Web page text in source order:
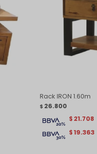
Rack IRON 1.60m
$ 26.800
$19.363
$ 21.708